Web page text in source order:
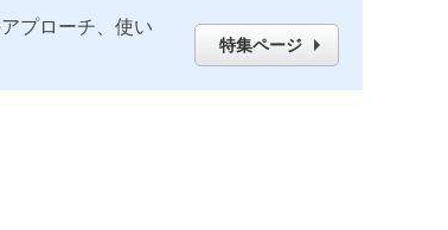
プローチ、使い
特集ページ